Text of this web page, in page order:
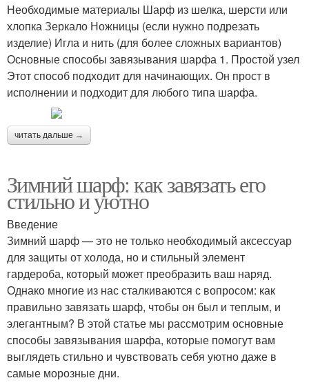
Необходимые материалы Шарф из шелка, шерсти или
хлопка Зеркало Ножницы (если нужно подрезать
изделие) Игла и нить (для более сложных вариантов)
Основные способы завязывания шарфа 1. Простой узел
Этот способ подходит для начинающих. Он прост в
исполнении и подходит для любого типа шарфа.
читать дальше →
Зимний шарф: как завязать его
стильно и уютно
Введение
Зимний шарф — это не только необходимый аксессуар
для защиты от холода, но и стильный элемент
гардероба, который может преобразить ваш наряд.
Однако многие из нас сталкиваются с вопросом: как
правильно завязать шарф, чтобы он был и теплым, и
элегантным? В этой статье мы рассмотрим основные
способы завязывания шарфа, которые помогут вам
выглядеть стильно и чувствовать себя уютно даже в
самые морозные дни.